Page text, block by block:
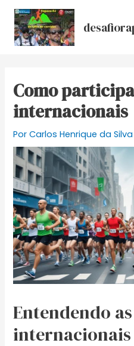
para
conteúdo
Como
internacionais
PorCarlos Henrique da Silva
Entendendo
internacionais
Post
navigation